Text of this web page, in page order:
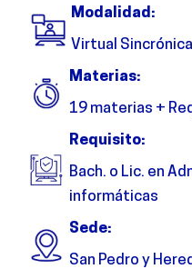
Modalidad:
Virtual Sincrónica
Materias:
19 materias +
Requisito:
Bach. o Lic. en
informáticas
Sede:
San Pedro y